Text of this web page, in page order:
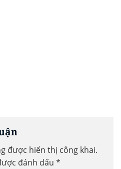
được hiển thị công khai.
đánh dấu *